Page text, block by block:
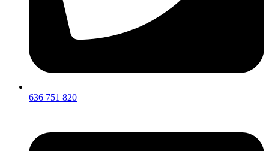
636 751 820